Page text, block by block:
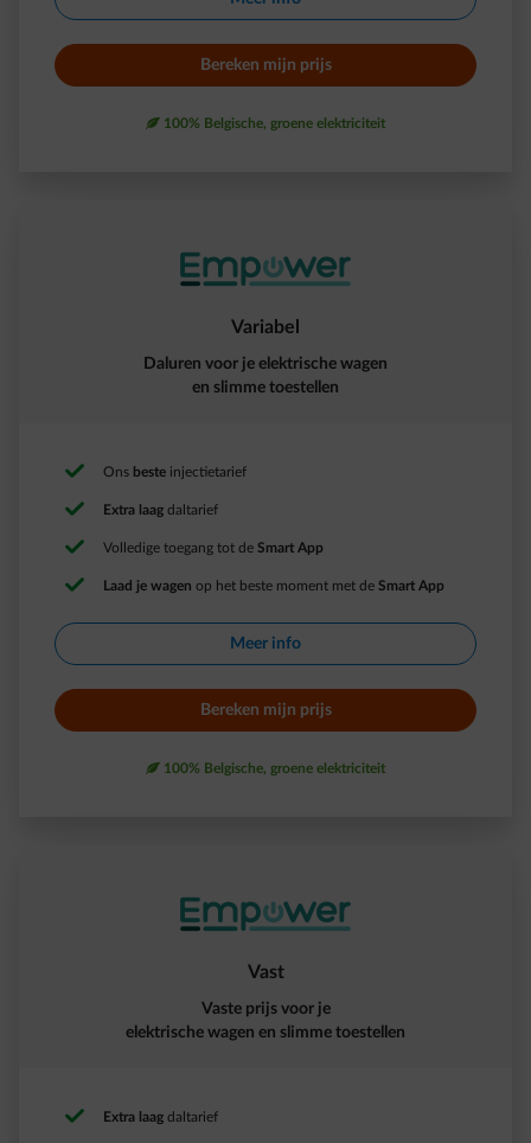
Bereken mijn prijs​
leaf 100% Belgische, groene elektriciteit
Variabel
Daluren voor je elektrische wagen
en slimme toestellen
Ons beste injectietarief ​
Extra laag daltarief​
Volledige toegang tot de Smart App​
Laad je wagen op het beste moment met de Smart App​
Meer info​
Bereken mijn prijs​
leaf 100% Belgische, groene elektriciteit
Vast
Vaste prijs voor je
elektrische wagen en slimme toestellen
Extra laag daltarief ​